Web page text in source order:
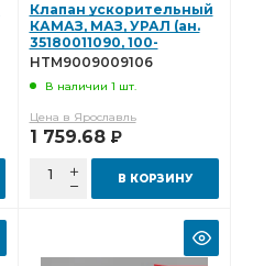
Клапан ускорительный
КАМАЗ, МАЗ, УРАЛ (ан.
35180011090, 100-
3518010) Hottecke
HTM9009009106
В наличии 1 шт.
Цена в Ярославль
1 759.68 Р
В КОРЗИНУ